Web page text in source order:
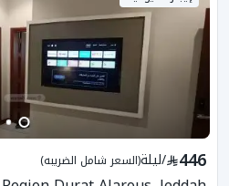
446
/ليلة(السعر شامل الضريبه)